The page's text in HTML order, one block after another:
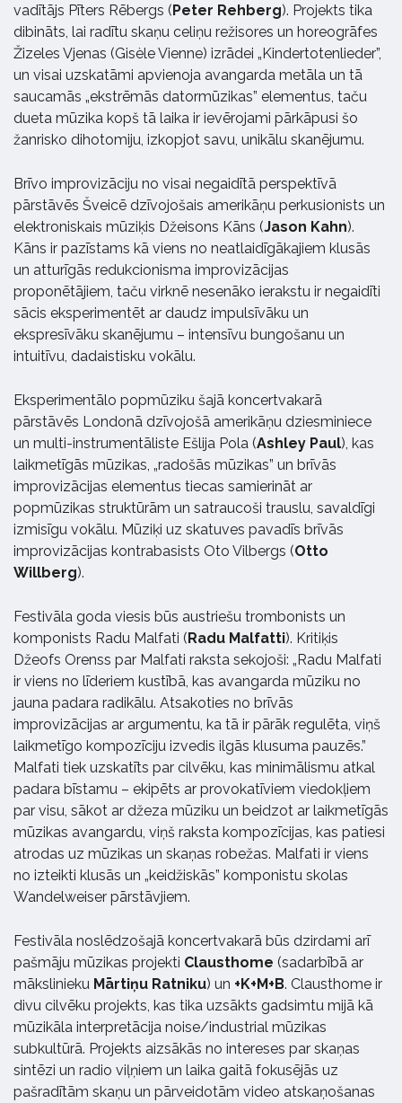
vadītājs Pīters Rēbergs (Peter Rehberg). Projekts tika
dibināts, lai radītu skaņu celiņu režisores un horeogrāfes
Žizeles Vjenas (Gisèle Vienne) izrādei „Kindertotenlieder”,
un visai uzskatāmi apvienoja avangarda metāla un tā
saucamās „ekstrēmās datormūzikas” elementus, taču
dueta mūzika kopš tā laika ir ievērojami pārkāpusi šo
žanrisko dihotomiju, izkopjot savu, unikālu skanējumu.
Brīvo improvizāciju no visai negaidītā perspektīvā
pārstāvēs Šveicē dzīvojošais amerikāņu perkusionists un
elektroniskais mūziķis Džeisons Kāns (Jason Kahn).
Kāns ir pazīstams kā viens no neatlaidīgākajiem klusās
un atturīgās redukcionisma improvizācijas
proponētājiem, taču virknē nesenāko ierakstu ir negaidīti
sācis eksperimentēt ar daudz impulsīvāku un
ekspresīvāku skanējumu – intensīvu bungošanu un
intuitīvu, dadaistisku vokālu.
Eksperimentālo popmūziku šajā koncertvakarā
pārstāvēs Londonā dzīvojošā amerikāņu dziesminiece
un multi-instrumentāliste Ešlija Pola (Ashley Paul), kas
laikmetīgās mūzikas, „radošās mūzikas” un brīvās
improvizācijas elementus tiecas samierināt ar
popmūzikas struktūrām un satraucoši trauslu, savaldīgi
izmisīgu vokālu. Mūziķi uz skatuves pavadīs brīvās
improvizācijas kontrabasists Oto Vilbergs (Otto
Willberg).
Festivāla goda viesis būs austriešu trombonists un
komponists Radu Malfati (Radu Malfatti). Kritiķis
Džeofs Orenss par Malfati raksta sekojoši: „Radu Malfati
ir viens no līderiem kustībā, kas avangarda mūziku no
jauna padara radikālu. Atsakoties no brīvās
improvizācijas ar argumentu, ka tā ir pārāk regulēta, viņš
laikmetīgo kompozīciju izvedis ilgās klusuma pauzēs.”
Malfati tiek uzskatīts par cilvēku, kas minimālismu atkal
padara bīstamu – ekipēts ar provokatīviem viedokļiem
par visu, sākot ar džeza mūziku un beidzot ar laikmetīgās
mūzikas avangardu, viņš raksta kompozīcijas, kas patiesi
atrodas uz mūzikas un skaņas robežas. Malfati ir viens
no izteikti klusās un „keidžiskās” komponistu skolas
Wandelweiser pārstāvjiem.
Festivāla noslēdzošajā koncertvakarā būs dzirdami arī
pašmāju mūzikas projekti Clausthome (sadarbībā ar
mākslinieku Mārtiņu Ratniku) un +K+M+B. Clausthome ir
divu cilvēku projekts, kas tika uzsākts gadsimtu mijā kā
mūzikāla interpretācija noise/industrial mūzikas
subkultūrā. Projekts aizsākās no intereses par skaņas
sintēzi un radio viļņiem un laika gaitā fokusējās uz
pašradītām skaņu un pārveidotām video atskaņošanas